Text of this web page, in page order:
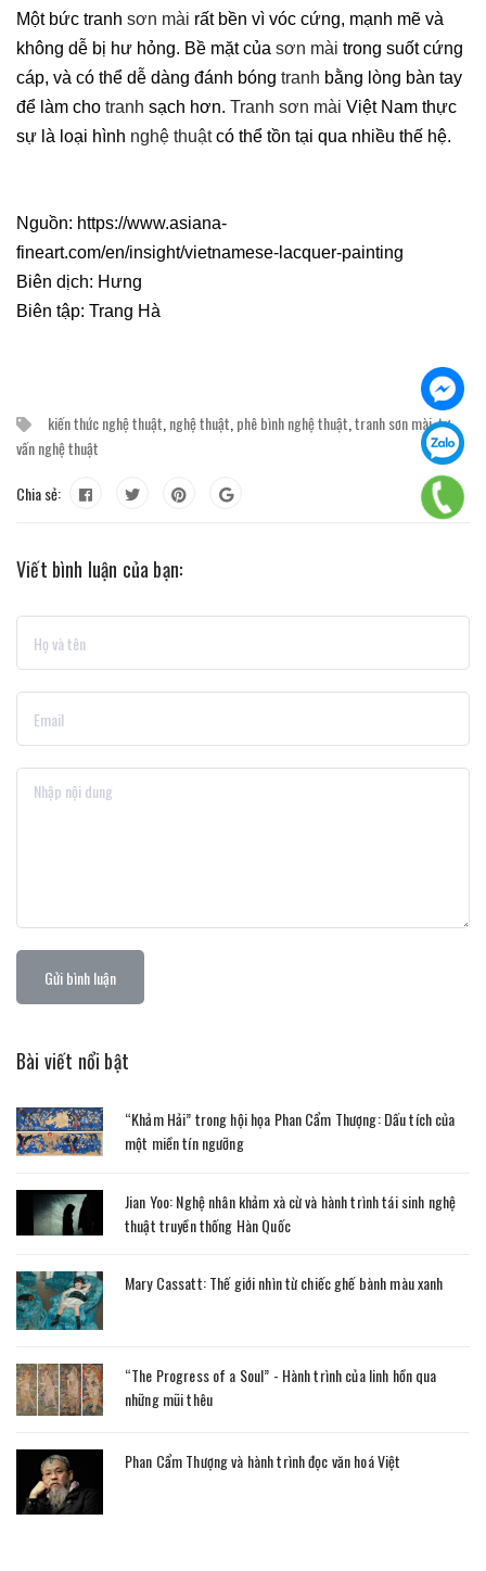
Một bức tranh sơn mài rất bền vì vóc cứng, mạnh mẽ và
không dễ bị hư hỏng. Bề mặt của sơn mài trong suốt cứng
cáp, và có thể dễ dàng đánh bóng tranh bằng lòng bàn tay
để làm cho tranh sạch hơn. Tranh sơn mài Việt Nam thực
sự là loại hình nghệ thuậtcó thể tồn tại qua nhiều thế hệ.
Nguồn: https://www.asiana-
fineart.com/en/insight/vietnamese-lacquer-painting
Biên dịch: Hưng
Biên tập: Trang Hà
kiến thức nghệ thuật nghệ thuật phê bình nghệ thuật tranh sơn mài,tư
vấn nghệ thuật
Chia sẻ:
Viết bình luận của bạn:
Gửi bình luận
Bài viết nổi bật
“Khảm Hải” trong hội họa Phan Cẩm Thượng: Dấu tích của
một miền tín ngưỡng
Jian Yoo: Nghệ nhân khảm xà cừ và hành trình tái sinh nghệ
thuật truyền thống Hàn Quốc
Mary Cassatt: Thế giới nhìn từ chiếc ghế bành màu xanh
“The Progress of a Soul” - Hành trình của linh hồn qua
những mũi thêu
Phan Cẩm Thượng và hành trình đọc văn hoá Việt